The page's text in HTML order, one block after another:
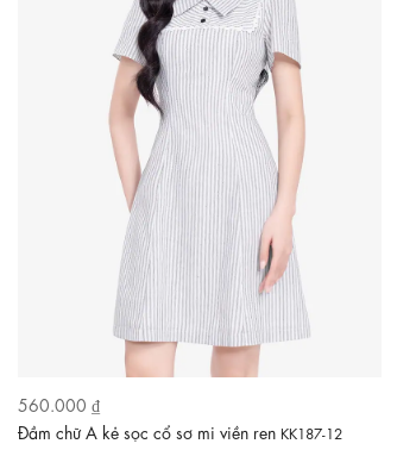
560.000 ₫
Đầm chữ A kẻ sọc cổ sơ mi viền ren KK187-12